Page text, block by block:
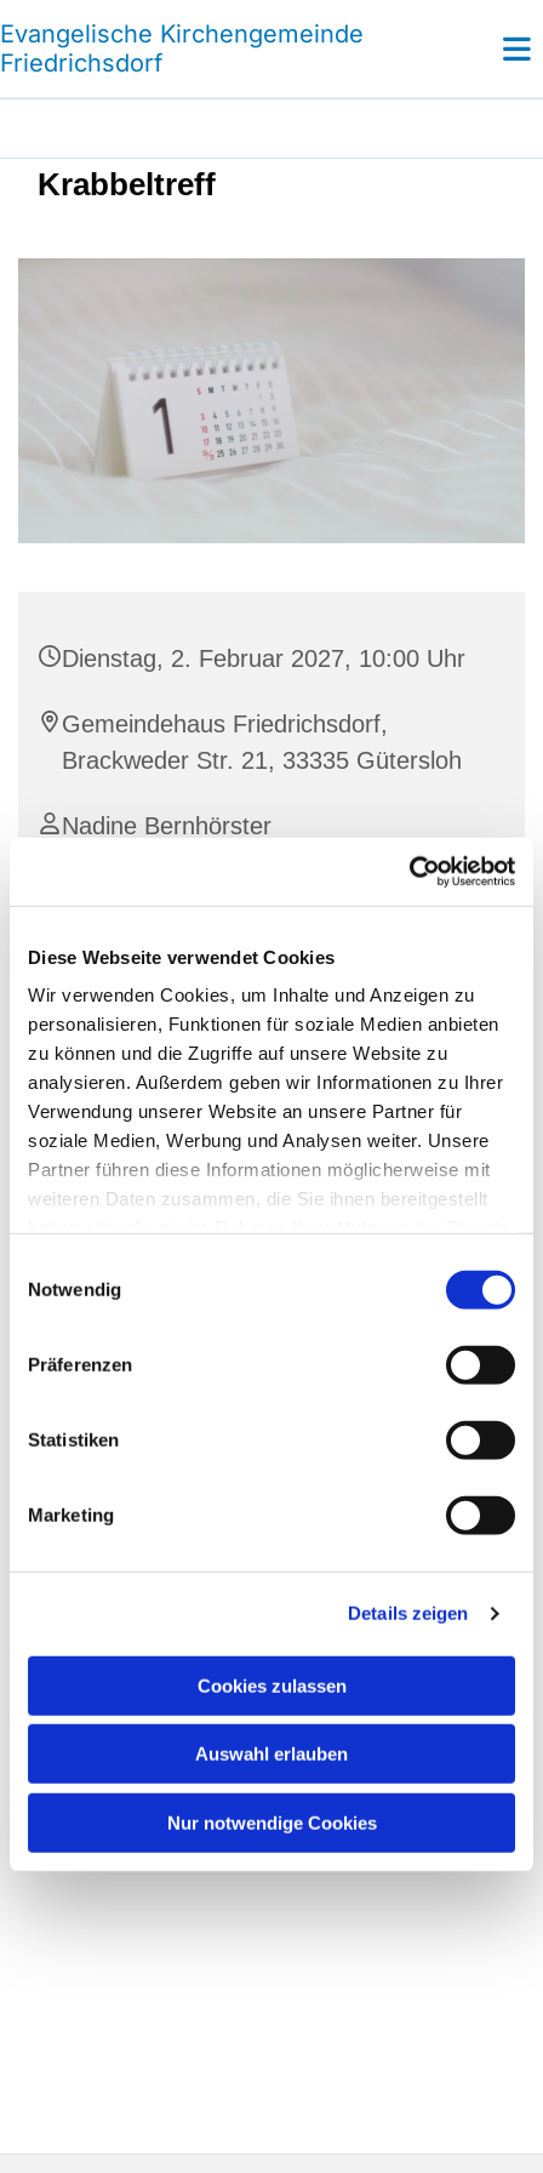
Diese Webseite verwendet Cookies
Wir verwenden Cookies, um Inhalte und Anzeigen zu
personalisieren, Funktionen für soziale Medien anbieten
zu können und die Zugriffe auf unsere Website zu
analysieren. Außerdem geben wir Informationen zu Ihrer
Verwendung unserer Website an unsere Partner für
soziale Medien, Werbung und Analysen weiter. Unsere
Partner führen diese Informationen möglicherweise mit
weiteren Daten zusammen, die Sie ihnen bereitgestellt
Notwendig
Präferenzen
Statistiken
Marketing
Details zeigen
Cookies zulassen
Auswahl erlauben
Nur notwendige Cookies
Evangelische Kirchengemeinde
Friedrichsdorf
Krabbeltreff
Dienstag, 2. Februar 2027, 10:00 Uhr
Gemeindehaus Friedrichsdorf,
Brackweder Str. 21, 33335 Gütersloh
Nadine Bernhörster
Dies könnte Sie auch